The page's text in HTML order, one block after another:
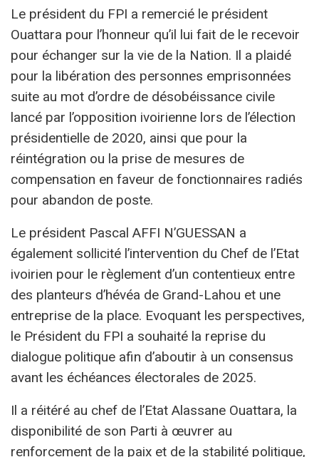
Le président du FPI a remercié le président
Ouattara pour l’honneur qu’il lui fait de le recevoir
pour échanger sur la vie de la Nation. Il a plaidé
pour la libération des personnes emprisonnées
suite au mot d’ordre de désobéissance civile
lancé par l’opposition ivoirienne lors de l’élection
présidentielle de 2020, ainsi que pour la
réintégration ou la prise de mesures de
compensation en faveur de fonctionnaires radiés
pour abandon de poste.
Le président Pascal AFFI N’GUESSAN a
également sollicité l’intervention du Chef de l’Etat
ivoirien pour le règlement d’un contentieux entre
des planteurs d’hévéa de Grand-Lahou et une
entreprise de la place. Evoquant les perspectives,
le Président du FPI a souhaité la reprise du
dialogue politique afin d’aboutir à un consensus
avant les échéances électorales de 2025.
Il a réitéré au chef de l’Etat Alassane Ouattara, la
disponibilité de son Parti à œuvrer au
renforcement de la paix et de la stabilité politique,